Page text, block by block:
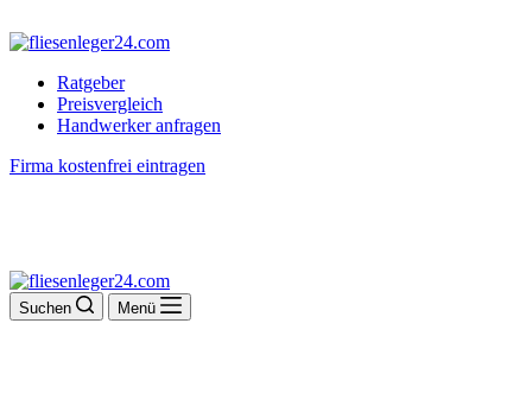
Ratgeber
Preisvergleich
Handwerker anfragen
Firma kostenfrei eintragen
Suchen Menü